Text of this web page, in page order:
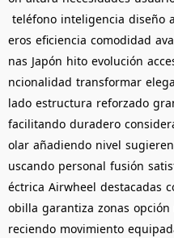
teléfono inteligencia diseño
eros eficiencia comodidad
nas Japón hito evolución
ncionalidad transformar
lado estructura reforzado
facilitando duradero
olar añadiendo nivel sugieren
uscando personal fusión
éctrica Airwheel destacadas
obilla garantiza zonas opción
reciendo movimiento